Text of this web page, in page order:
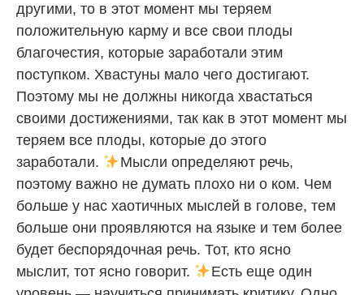
другими, то в этот момент мы теряем
положительную карму и все свои плоды
благочестия, которые заработали этим
поступком. Хвастуны мало чего достигают.
Поэтому мы не должны никогда хвастаться
своими достижениями, так как в этот момент мы
теряем все плоды, которые до этого
заработали.
Мысли определяют речь,
поэтому важно не думать плохо ни о ком. Чем
больше у нас хаотичных мыслей в голове, тем
больше они проявляются на языке и тем более
будет беспорядочная речь. Тот, кто ясно
мыслит, тот ясно говорит.
Есть еще один